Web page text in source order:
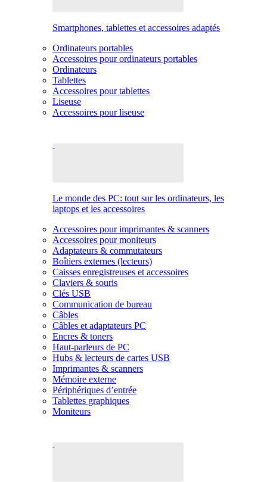
Smartphones, tablettes et accessoires adaptés
Ordinateurs portables
Accessoires pour ordinateurs portables
Ordinateurs
Tablettes
Accessoires pour tablettes
Liseuse
Accessoires pour liseuse
Le monde des PC: tout sur les ordinateurs, les
laptops et les accessoires
Accessoires pour imprimantes & scanners
Accessoires pour moniteurs
Adaptateurs & commutateurs
Boîtiers externes (lecteurs)
Caisses enregistreuses et accessoires
Claviers & souris
Clés USB
Communication de bureau
Câbles
Câbles et adaptateurs PC
Encres & toners
Haut-parleurs de PC
Hubs & lecteurs de cartes USB
Imprimantes & scanners
Mémoire externe
Périphériques d’entrée
Tablettes graphiques
Moniteurs